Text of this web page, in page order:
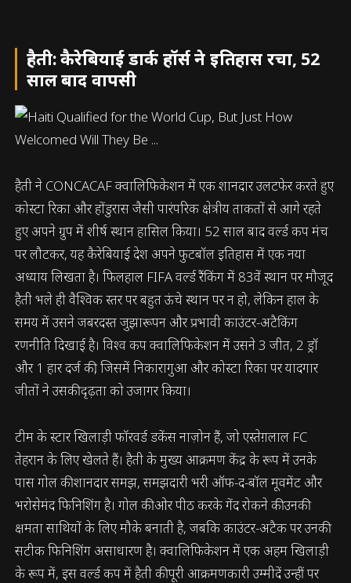
हैती: कैरेबियाई डार्क हॉर्स ने इतिहास रचा, 52
साल बाद वापसी
हैती ने CONCACAF क्वालिफिकेशन में एक शानदार उलटफेर करते हुए
कोस्टा रिका और होंडुरास जैसी पारंपरिक क्षेत्रीय ताकतों से आगे रहते
हुए अपने ग्रुप में शीर्ष स्थान हासिल किया। 52 साल बाद वर्ल्ड कप मंच
पर लौटकर, यह कैरेबियाई देश अपने फुटबॉल इतिहास में एक नया
अध्याय लिखता है। फिलहाल FIFA वर्ल्ड रैंकिंग में 83वें स्थान पर मौजूद
हैती भले ही वैश्विक स्तर पर बहुत ऊंचे स्थान पर न हो, लेकिन हाल के
समय में उसने जबरदस्त जुझारूपन और प्रभावी काउंटर-अटैकिंग
रणनीति दिखाई है। विश्व कप क्वालिफिकेशन में उसने 3 जीत, 2 ड्रॉ
और 1 हार दर्ज की, जिसमें निकारागुआ और कोस्टा रिका पर यादगार
जीतों ने उसकी दृढ़ता को उजागर किया।
टीम के स्टार खिलाड़ी फॉरवर्ड डकेंस नाज़ोन हैं, जो एस्तेग़लाल FC
तेहरान के लिए खेलते हैं। हैती के मुख्य आक्रमण केंद्र के रूप में उनके
पास गोल की शानदार समझ, समझदारी भरी ऑफ-द-बॉल मूवमेंट और
भरोसेमंद फिनिशिंग है। गोल की ओर पीठ करके गेंद रोकने की उनकी
क्षमता साथियों के लिए मौके बनाती है, जबकि काउंटर-अटैक पर उनकी
सटीक फिनिशिंग असाधारण है। क्वालिफिकेशन में एक अहम खिलाड़ी
के रूप में, इस वर्ल्ड कप में हैती की पूरी आक्रमणकारी उम्मीदें उन्हीं पर